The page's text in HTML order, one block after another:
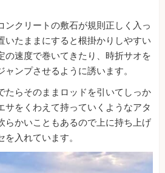
ンクリートの敷石が規則正しく入っ
いたままにすると根掛かりしやすい
の速度で巻いてきたり、時折サオを
ンプさせるように誘います。
たらそのままロッドを引いてしっか
サをくわえて持っていくようなアタ
らかいこともあるので上に持ち上げ
入れています。